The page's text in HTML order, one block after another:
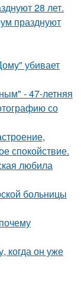
28 лет.
празднуют
убивает
- 47-летняя
со
спокойствие.
любила
больницы
когда он уже